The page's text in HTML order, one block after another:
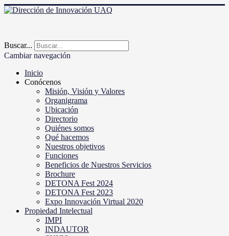
Buscar...
Cambiar navegación
Inicio
Conócenos
Misión, Visión y Valores
Organigrama
Ubicación
Directorio
Quiénes somos
Qué hacemos
Nuestros objetivos
Funciones
Beneficios de Nuestros Servicios
Brochure
DETONA Fest 2024
DETONA Fest 2023
Expo Innovación Virtual 2020
Propiedad Intelectual
IMPI
INDAUTOR